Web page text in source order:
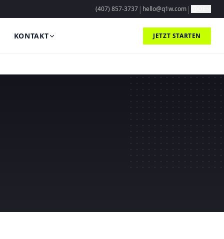
(407) 857-3737 | hello@q1w.com |
KONTAKT JETZT STARTEN